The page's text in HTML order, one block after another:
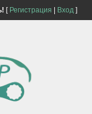
[ Регистрация Вход]